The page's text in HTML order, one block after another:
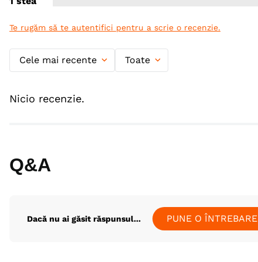
Te rugăm să te autentifici pentru a scrie o recenzie.
Cele mai recente Toate
Nicio recenzie.
Q&A
Dacă nu ai găsit răspunsul... PUNE O ÎNTREBARE